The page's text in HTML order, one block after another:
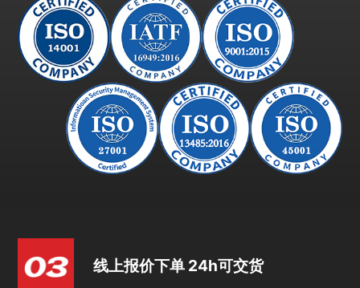
线上报价下单 24h可交货